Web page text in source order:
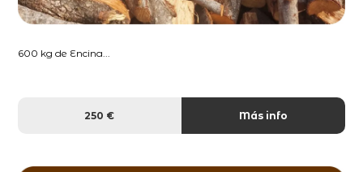
600 kg de Encina...
250 € Más info